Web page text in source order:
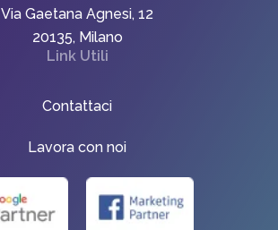
Via Gaetana Agnesi, 12
20135, Milano
Link Utili
Contattaci
Lavora con noi